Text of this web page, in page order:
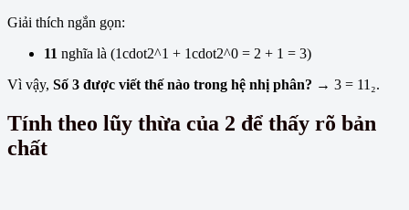
Giải thích ngắn gọn:
11 nghĩa là (1cdot2^1 + 1cdot2^0 = 2 + 1 = 3)
Vì vậy, Số 3 được viết thế nào trong hệ nhị phân? → 3 = 11₂.
Tính theo lũy thừa của 2 để thấy rõ bản
chất